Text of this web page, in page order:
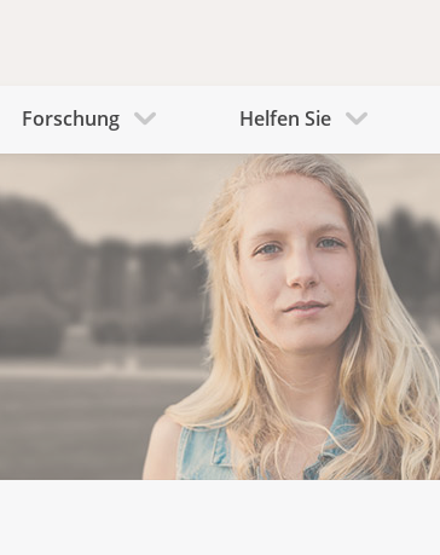
Forschung Helfen Sie